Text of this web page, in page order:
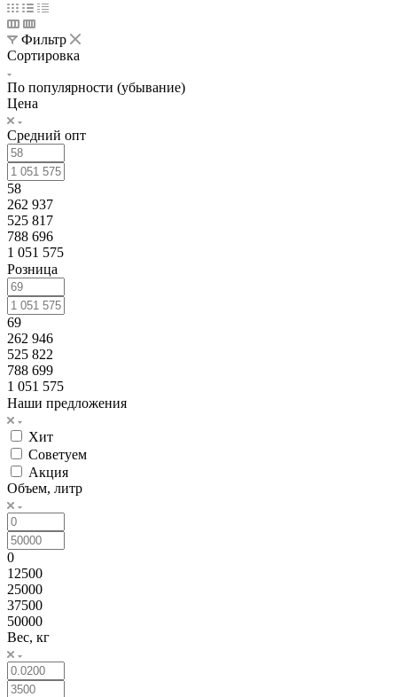
Фильтр
Сортировка
По популярности (убывание)
Цена
Средний опт
58
262 937
525 817
788 696
1 051 575
Розница
69
262 946
525 822
788 699
1 051 575
Наши предложения
Хит
Советуем
Акция
Объем, литр
0
12500
25000
37500
50000
Вес, кг